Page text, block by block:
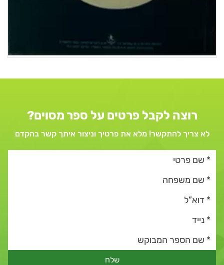
רוצה לקבל פרטים על ספר מסוים?
לא צריך להתקשר! מלא את פרטיך וניצור איתך קשר בהקדם
שלח